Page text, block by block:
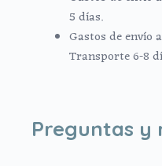
5 días.
Gastos de envío
Transporte 6-8
Preguntas y